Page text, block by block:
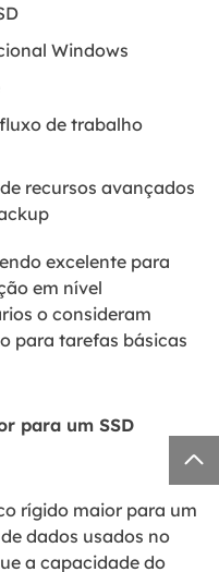
Windows
de trabalho
recursos avançados
excelente para
em nível
o consideram
para tarefas básicas
para um SSD
rígido maior para um
dados usados no
a capacidade do
